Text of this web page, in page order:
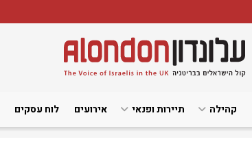
קהילה תיירות ופנאי אירועים לוח עסקים